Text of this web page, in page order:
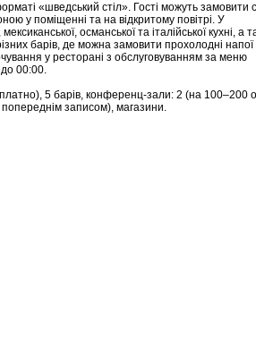
«шведський стіл». Гості можуть замовити
у поміщенні та на відкритому повітрі. У
османської та італійської кухні, а
барів, де можна замовити прохолодні напої
у ресторані з обслуговуванням за меню
до 00:00.
5 барів, конференц-зали: 2 (на 100–200
попереднім записом), магазини.